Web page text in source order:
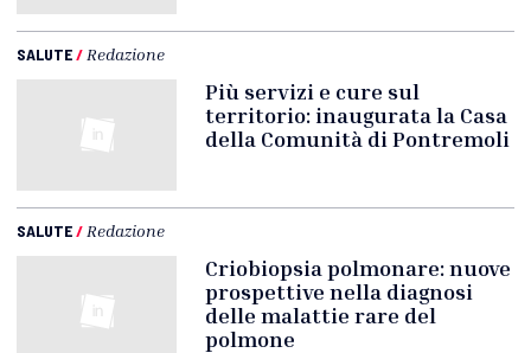
SALUTE/ Redazione
Più servizi e cure sul
territorio: inaugurata la Casa
della Comunità di Pontremoli
SALUTE/ Redazione
Criobiopsia polmonare: nuove
prospettive nella diagnosi
delle malattie rare del
polmone